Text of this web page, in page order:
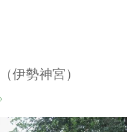
伊勢神宮）